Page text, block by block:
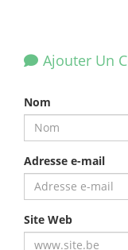
Ajouter Un
Nom
Adresse e-mail
Site Web